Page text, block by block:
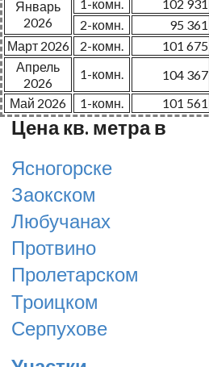
Январь
2026
1-комн. 102 931
2-комн.
95 361
Март 2026
2-комн. 101 675
Апрель
2026
1-комн. 104 367
Май 2026
1-комн. 101 561
Цена кв. метра в
Ясногорске
Заокском
Любучанах
Протвино
Пролетарском
Троицком
Серпухове